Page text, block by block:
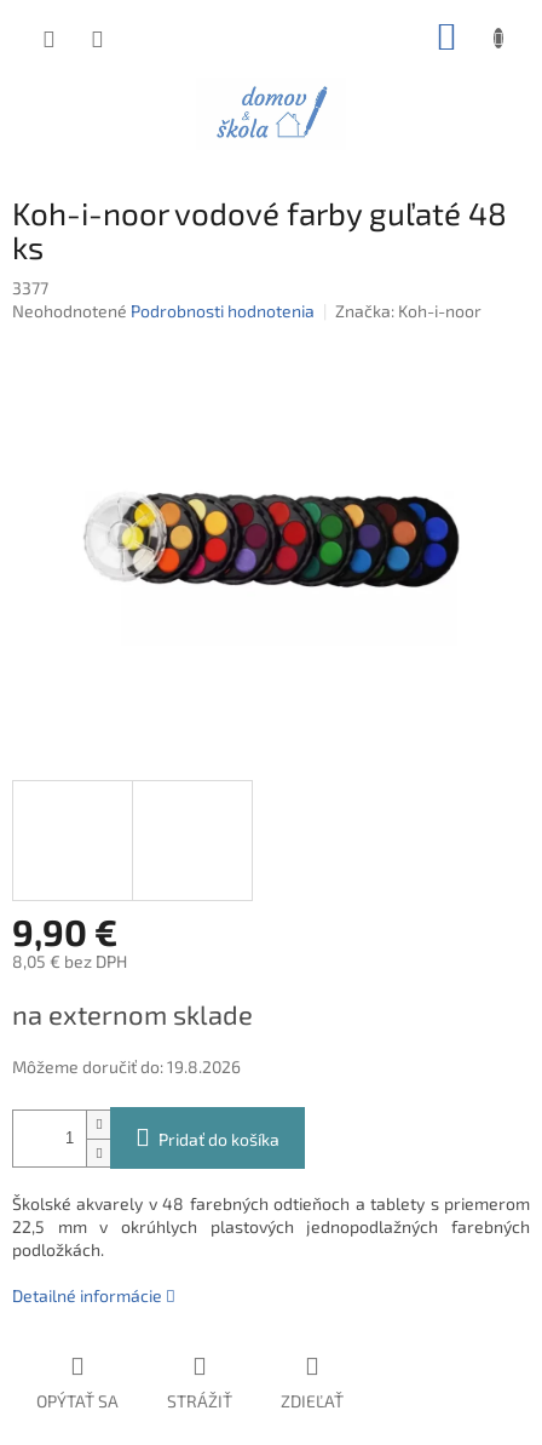
Koh-i-noor vodové farby guľaté 48
ks
3377
Priemerné
Neohodnotené Podrobnosti hodnotenia Značka: Koh-i-noor
9,90 €
8,05 € bez DPH
cena:
na externom sklade
Môžeme doručiť do:19.8.2026
Pridať do košíka
Školské akvarely v 48 farebných odtieňoch a tablety s priemerom
22,5 mm v okrúhlych plastových jednopodlažných farebných
podložkách.
Detailné informácie
OPÝTAŤ SA STRÁŽIŤ ZDIEĽAŤ